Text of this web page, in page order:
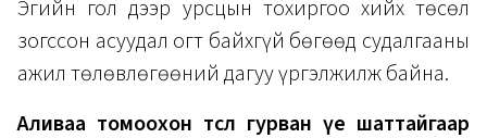
Эгийн гол дээр урсцын тохиргоо хийх төсөл
зогссон асуудал огт байхгүй бөгөөд судалгааны
ажил төлөвлөгөөний дагуу үргэлжилж байна.
Аливаа томоохон төсөл гурван үе шаттайгаар